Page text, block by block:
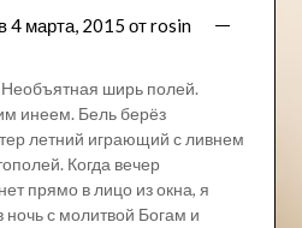
4 марта, 2015 отrosin
ширь полей.
инеем. Бель берёз
летний играющий с ливнем
Когда вечер
прямо в лицо из окна, я
с молитвой Богам и